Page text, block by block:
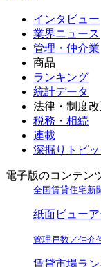
インタビュー
業界ニュース
管理・仲介業
商品
ランキング
統計データ
法律・制度改
税務・相続
連載
深掘りトピッ
電子版のコンテン
全国賃貸住宅新
紙面ビューア
管理戸数／仲介
賃貸市場ラ